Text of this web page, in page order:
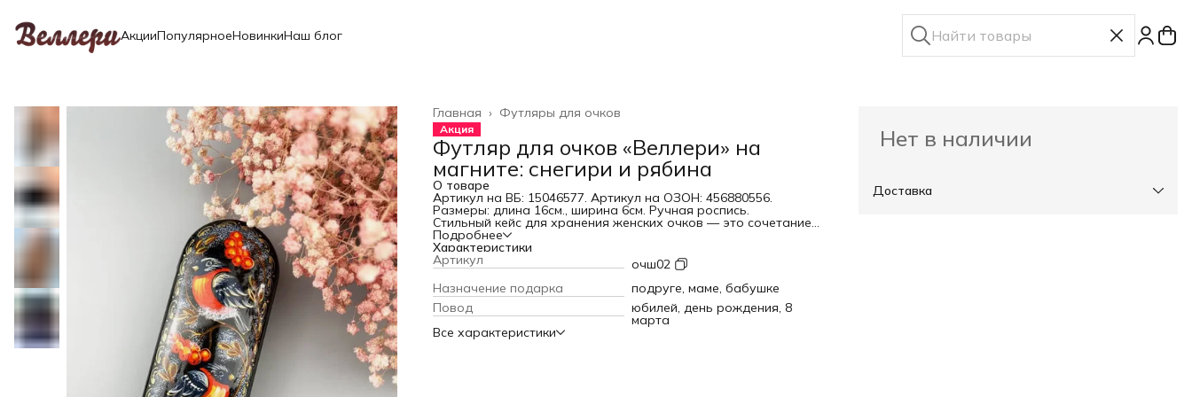
АкцииПопулярноеНовинкиНаш блог
Футляры для очков
Главная ›
Акция
Футляр для очков «Веллери» на
магните: снегири и рябина
О товаре
Артикул на ВБ: 15046577. Артикул на ОЗОН: 456880556.
Размеры: длина 16см., ширина 6см. Ручная роспись.
Стильный кейс для хранения женских очков — это сочетание
эстетики и надежной защиты. Такой жесткий контейнер
устанавливается на магните, что удобно при ежедневном
использовании и позволяет быстро открывать и закрывать
чехол одной рукой. Отличается красивым рисунком ручной
росписи, поэтому выглядит оригинально и современно,
прекрасно подчеркивая индивидуальность. Пенал подходит
как для солнцезащитных, так и для женских очков для зрения,
бережно фиксирует даже большие и складные оправы,
предотвращая повреждения линз и механические
Подробнее
Характеристики
Артикул
очш02
Назначение подарка
подруге, маме, бабушке
Повод
юбилей, день рождения, 8
марта
Все характеристики
Нет в наличии
Доставка